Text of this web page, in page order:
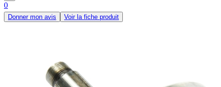
0
Donner mon avis Voir la fiche produit